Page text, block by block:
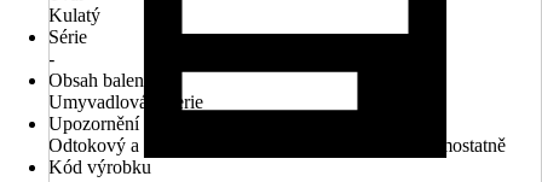
Kulatý
Série
-
Obsah balení
Umyvadlová baterie
Upozornění
Odtokový a přepadový systém je nutné objednat samostatně
Kód výrobku